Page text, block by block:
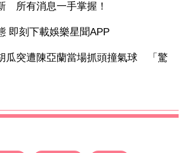
所有消息一手掌握！
即刻下載娛樂星聞APP
瓜突遭陳亞蘭當場抓頭撞氣球 「驚